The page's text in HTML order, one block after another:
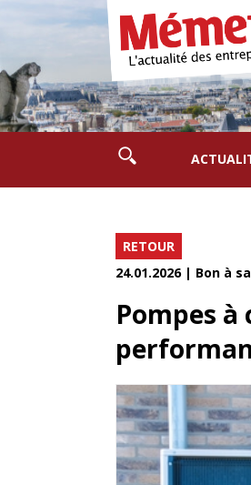
RETOUR
24.01.2026 | Bon à
Pompes à